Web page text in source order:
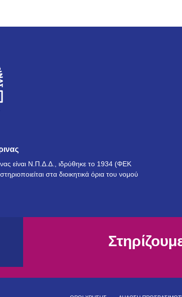
είναι Ν.Π.Δ.Δ., ιδρύθηκε το 1934 (ΦΕΚ
στα διοικητικά όρια του νομού